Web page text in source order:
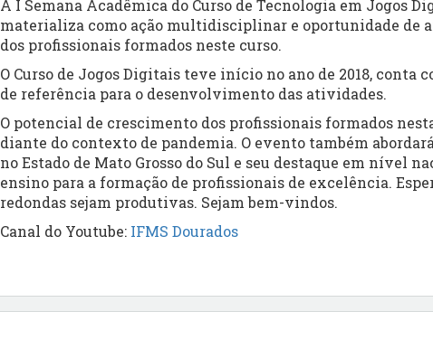
A I Semana Acadêmica do Curso de Tecnologia em Jogos
materializa como ação multidisciplinar e oportunidade de
dos profissionais formados neste curso.
O Curso de Jogos Digitais teve início no ano de 2018, conta
de referência para o desenvolvimento das atividades.
O potencial de crescimento dos profissionais formados
diante do contexto de pandemia. O evento também
no Estado de Mato Grosso do Sul e seu destaque em nível
ensino para a formação de profissionais de excelência.
redondas sejam produtivas. Sejam bem-vindos.
Canal do Youtube: IFMS Dourados